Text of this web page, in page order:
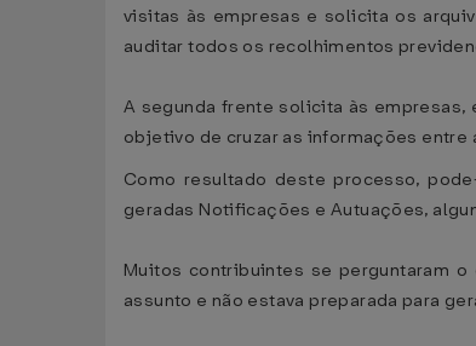
visitas às empresas e solicita os
auditar todos os recolhimentos
A segunda frente solicita às
objetivo de cruzar as informações
Como resultado deste processo,
geradas Notificações e Autuações,
Muitos contribuintes se perguntaram
assunto e não estava preparada para